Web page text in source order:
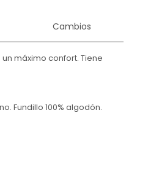
Cambios
máximo confort. Tiene
Fundillo 100% algodón.